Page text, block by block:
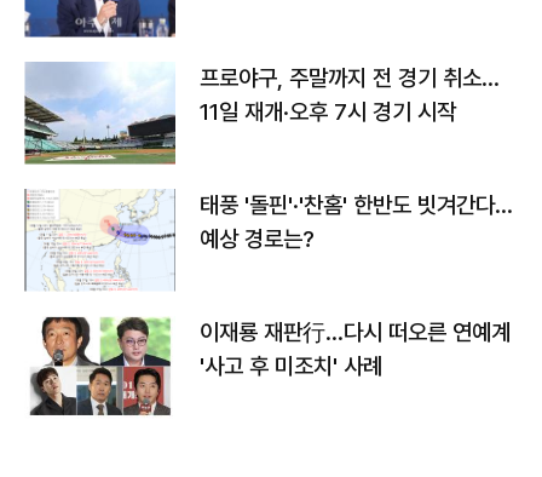
프로야구, 주말까지 전 경기 취소…
11일 재개·오후 7시 경기 시작
태풍 '돌핀'·'찬홈' 한반도 빗겨간다…
예상 경로는?
이재룡 재판行…다시 떠오른 연예계
'사고 후 미조치' 사례